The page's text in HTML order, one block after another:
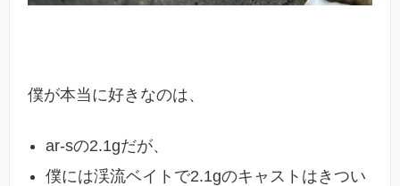
僕が本当に好きなのは、
ar-sの2.1gだが、
僕には渓流ベイトで2.1gのキャストはきつい